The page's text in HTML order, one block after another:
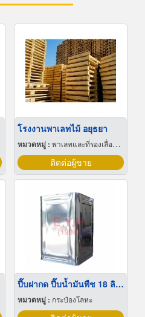
โรงงานพาเลทไม้ อยุธยา
หมวดหมู่ : พาเลทและที่รองเลื่อนกะบะ
ติดต่อผู้ขาย
ปี๊บฝากด ปี๊บน้ำมันพืช 18 ลิตร
หมวดหมู่ : กระป๋องโลหะ